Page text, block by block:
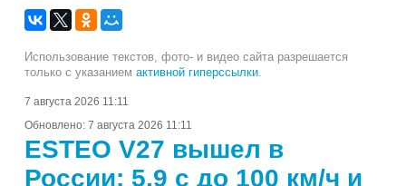
Использование текстов, фото- и видео сайта разрешается
только с указанием активной гиперссылки
7 августа 2026 11:11
Обновлено: 7 августа 2026 11:11
ESTEO V27 вышел в
России: 5,9 с до 100 км/ч и